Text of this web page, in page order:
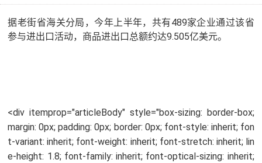
据老街省海关分局，今年上半年，共有489家企业通过该省
参与进出口活动，商品进出口总额约达9.505亿美元。
<div itemprop="articleBody" style="box-sizing: border-box;
margin: 0px; padding: 0px; border: 0px; font-style: inherit; fon
t-variant: inherit; font-weight: inherit; font-stretch: inherit; lin
e-height: 1.8; font-family: inherit; font-optical-sizing: inherit;